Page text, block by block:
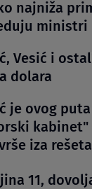
najniža
ministri
Vesić i
dolara
je ovog
kabinet"
iza
11,